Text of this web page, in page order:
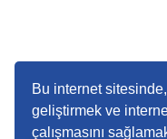
Bu internet
geliştirmek ve
çalışmasını